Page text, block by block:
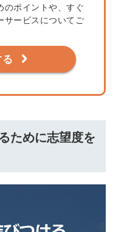
のポイントや、すぐ
サービスについてご
ために志望度を